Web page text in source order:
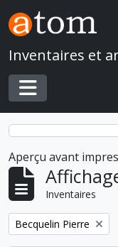
Skip to main content
Inventaires et
Toggle
Aperçu avant
Inventaires
Remove filter:
Becquelin Pierre